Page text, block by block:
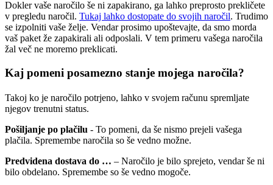
Dokler vaše naročilo še ni zapakirano, ga lahko preprosto prekličete
v pregledu naročil. Tukaj lahko dostopate do svojih naročil. Trudimo
se izpolniti vaše želje. Vendar prosimo upoštevajte, da smo morda
vaš paket že zapakirali ali odposlali. V tem primeru vašega naročila
žal več ne moremo preklicati.
Kaj pomeni posamezno stanje mojega naročila?
Takoj ko je naročilo potrjeno, lahko v svojem računu spremljate
njegov trenutni status.
Pošiljanje po plačilu - To pomeni, da še nismo prejeli vašega
plačila. Spremembe naročila so še vedno možne.
Predvidena dostava do … – Naročilo je bilo sprejeto, vendar še ni
bilo obdelano. Spremembe so še vedno mogoče.